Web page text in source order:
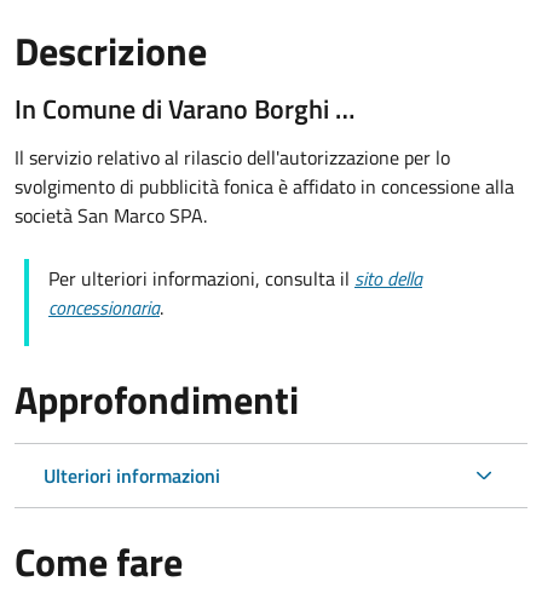
Descrizione
In Comune di Varano Borghi …
Il servizio relativo al rilascio dell'autorizzazione per lo
svolgimento di pubblicità fonica è affidato in concessione alla
società San Marco SPA.
Per ulteriori informazioni, consulta il sito della
concessionaria.
Approfondimenti
Ulteriori informazioni
Come fare